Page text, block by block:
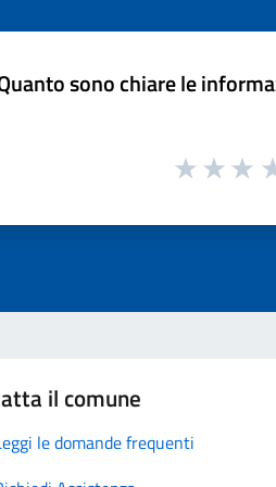
sono chiare le
il comune
le domande frequenti